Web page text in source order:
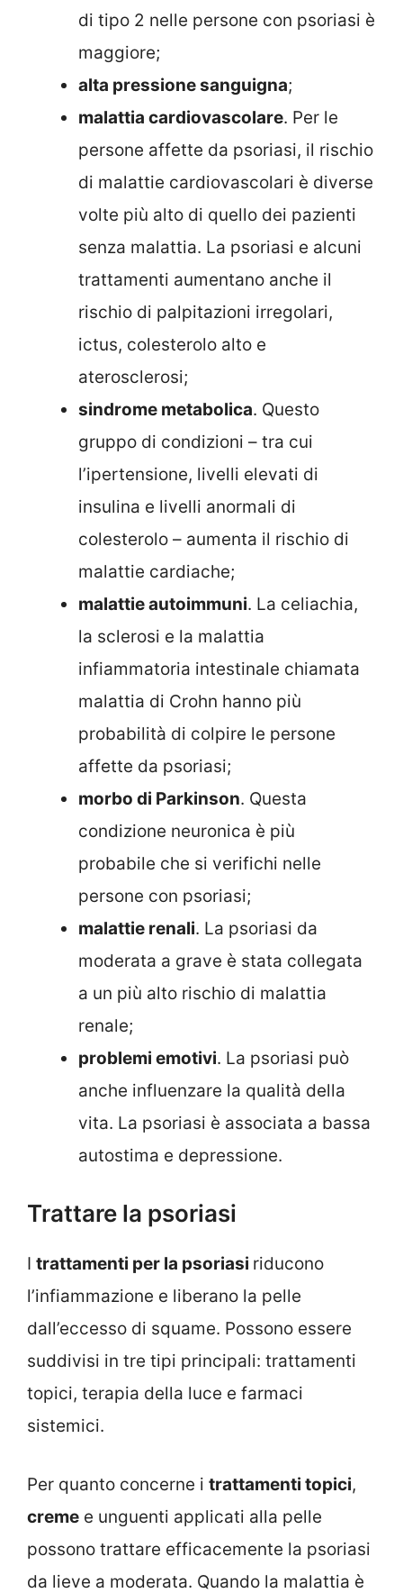
di tipo 2 nelle persone con psoriasi è
maggiore;
alta pressione sanguigna;
malattia cardiovascolare. Per le
persone affette da psoriasi, il rischio
di malattie cardiovascolari è diverse
volte più alto di quello dei pazienti
senza malattia. La psoriasi e alcuni
trattamenti aumentano anche il
rischio di palpitazioni irregolari,
ictus, colesterolo alto e
aterosclerosi;
sindrome metabolica. Questo
gruppo di condizioni – tra cui
l’ipertensione, livelli elevati di
insulina e livelli anormali di
colesterolo – aumenta il rischio di
malattie cardiache;
malattie autoimmuni. La celiachia,
la sclerosi e la malattia
infiammatoria intestinale chiamata
malattia di Crohn hanno più
probabilità di colpire le persone
affette da psoriasi;
morbo di Parkinson. Questa
condizione neuronica è più
probabile che si verifichi nelle
persone con psoriasi;
malattie renali. La psoriasi da
moderata a grave è stata collegata
a un più alto rischio di malattia
renale;
problemi emotivi. La psoriasi può
anche influenzare la qualità della
vita. La psoriasi è associata a bassa
autostima e depressione.
Trattare la psoriasi
I trattamenti per la psoriasi riducono
l’infiammazione e liberano la pelle
dall’eccesso di squame. Possono essere
suddivisi in tre tipi principali: trattamenti
topici, terapia della luce e farmaci
sistemici.
Per quanto concerne i trattamenti topici,
creme e unguenti applicati alla pelle
possono trattare efficacemente la psoriasi
da lieve a moderata. Quando la malattia è